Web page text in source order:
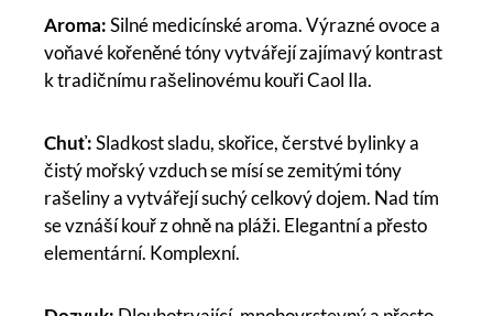
Aroma:Silné medicínské aroma. Výrazné ovoce a
voňavé kořeněné tóny vytvářejí zajímavý kontrast
k tradičnímu rašelinovému kouři Caol Ila.
Chuť:Sladkost sladu, skořice, čerstvé bylinky a
čistý mořský vzduch se mísí se zemitými tóny
rašeliny a vytvářejí suchý celkový dojem. Nad tím
se vznáší kouř z ohně na pláži. Elegantní a přesto
elementární. Komplexní.